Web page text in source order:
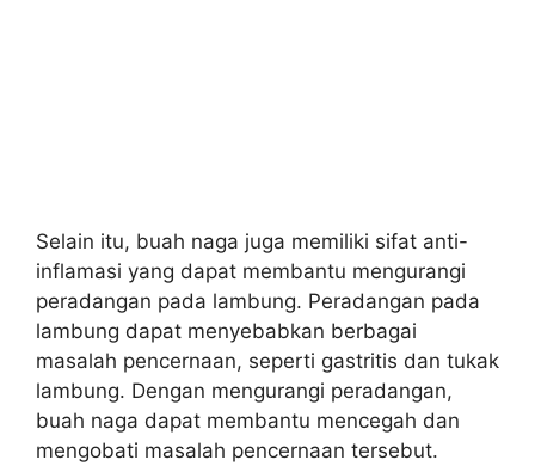
Selain itu, buah naga juga memiliki sifat anti-
inflamasi yang dapat membantu mengurangi
peradangan pada lambung. Peradangan pada
lambung dapat menyebabkan berbagai
masalah pencernaan, seperti gastritis dan tukak
lambung. Dengan mengurangi peradangan,
buah naga dapat membantu mencegah dan
mengobati masalah pencernaan tersebut.